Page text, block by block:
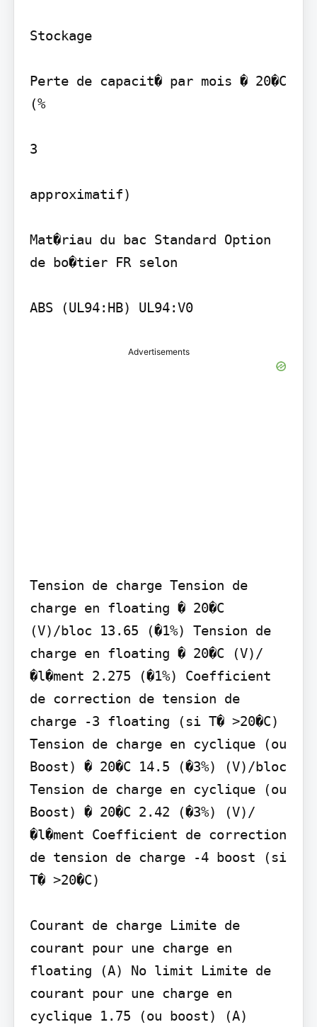
Stockage
Perte de capacit� par mois � 20�C
(%
3
approximatif)
Mat�riau du bac Standard Option
de bo�tier FR selon
ABS (UL94:HB) UL94:V0
Advertisements
Tension de charge Tension de
charge en floating � 20�C
(V)/bloc 13.65 (�1%) Tension de
charge en floating � 20�C (V)/
�l�ment 2.275 (�1%) Coefficient
de correction de tension de
charge -3 floating (si T� >20�C)
Tension de charge en cyclique (ou
Boost) � 20�C 14.5 (�3%) (V)/bloc
Tension de charge en cyclique (ou
Boost) � 20�C 2.42 (�3%) (V)/
�l�ment Coefficient de correction
de tension de charge -4 boost (si
T� >20�C)
Courant de charge Limite de
courant pour une charge en
floating (A) No limit Limite de
courant pour une charge en
cyclique 1.75 (ou boost) (A)